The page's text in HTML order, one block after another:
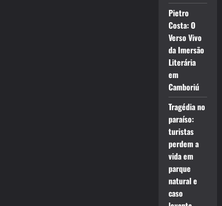
Pietro
Costa: O
Verso Vivo
da Imersão
Literária
em
Camboriú
Tragédia no
paraíso:
turistas
perdem a
vida em
parque
natural e
caso